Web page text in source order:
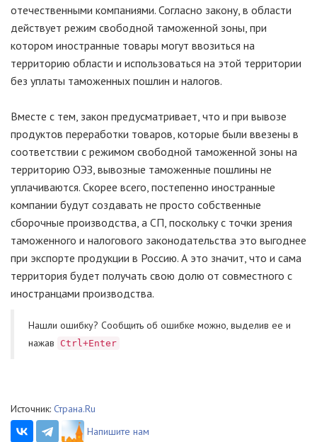
отечественными компаниями. Согласно закону, в области
действует режим свободной таможенной зоны, при
котором иностранные товары могут ввозиться на
территорию области и использоваться на этой территории
без уплаты таможенных пошлин и налогов.
Вместе с тем, закон предусматривает, что и при вывозе
продуктов переработки товаров, которые были ввезены в
соответствии с режимом свободной таможенной зоны на
территорию ОЭЗ, вывозные таможенные пошлины не
уплачиваются. Скорее всего, постепенно иностранные
компании будут создавать не просто собственные
сборочные производства, а СП, поскольку с точки зрения
таможенного и налогового законодательства это выгоднее
при экспорте продукции в Россию. А это значит, что и сама
территория будет получать свою долю от совместного с
иностранцами производства.
Нашли ошибку? Cообщить об ошибке можно, выделив ее и
нажав
Ctrl+Enter
Источник: Страна.Ru
Напишите нам